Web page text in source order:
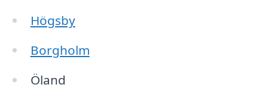
Högsby
Borgholm
Öland